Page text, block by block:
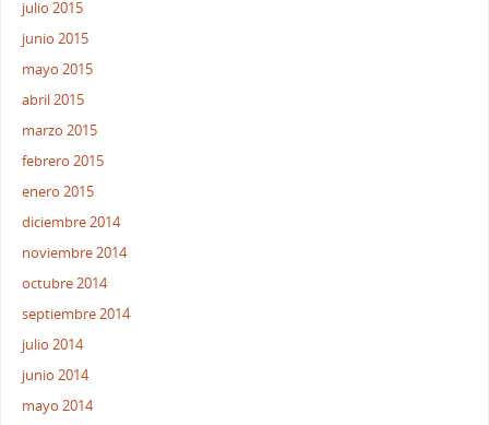
julio 2015
junio 2015
mayo 2015
abril 2015
marzo 2015
febrero 2015
enero 2015
diciembre 2014
noviembre 2014
octubre 2014
septiembre 2014
julio 2014
junio 2014
mayo 2014